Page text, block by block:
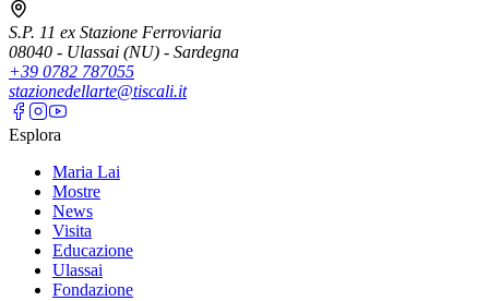
S.P. 11 ex Stazione Ferroviaria
08040 - Ulassai (NU) - Sardegna
+39 0782 787055
stazionedellarte@tiscali.it
Esplora
Maria Lai
Mostre
News
Visita
Educazione
Ulassai
Fondazione